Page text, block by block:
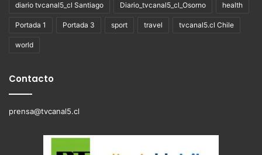
diario tvcanal5_cl Santiago Diario_tvcanal5_cl_Osorno health
Portada 1 Portada 3 sport travel tvcanal5.cl Chile
world
Contacto
prensa@tvcanal5.cl